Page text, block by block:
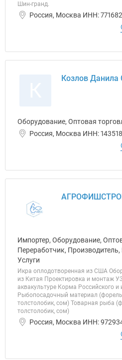
Шин-гранд.
Россия, Москва ИНН:
Козлов Данила
Оборудование, Оптовая
Россия, Москва ИНН:
Импортер, Оборудование,
Переработчик,
Услуги
Икра оплодотворенная из США
из Китая Проектировка и монтаж
аквакультуре Корма Российского и
Рыбопосадочный материал
толстолобик, сом) Товарная рыба
толстолобик, сом)
Россия, Москва ИНН: